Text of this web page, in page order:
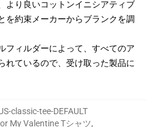
より良いコットンイニシアティブ
を約束メーカーからブランクを調
フィルダーによって、すべてのア
れているので、受け取った製品に
classic-tee-DEFAULT
My Valentine Tシャツ,